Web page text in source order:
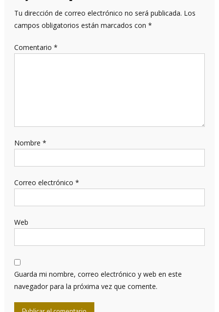
Tu dirección de correo electrónico no será publicada. Los
campos obligatorios están marcados con *
Comentario *
Nombre *
Correo electrónico *
Web
Guarda mi nombre, correo electrónico y web en este
navegador para la próxima vez que comente.